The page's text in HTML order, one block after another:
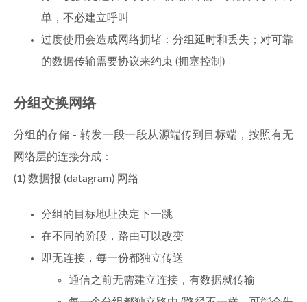
单，不必建立呼叫
过度使用会造成网络拥堵：分组延时和丢失；对可靠
的数据传输需要协议来约束 (拥塞控制)
分组交换网络
分组的存储 - 转发一段一段从源端传到目标端，按照有无
网络层的连接分成：
(1) 数据报 (datagram) 网络
分组的目标地址决定下一跳
在不同的阶段，路由可以改变
即无连接，每一份都独立传送
通信之前无需建立连接，有数据就传输